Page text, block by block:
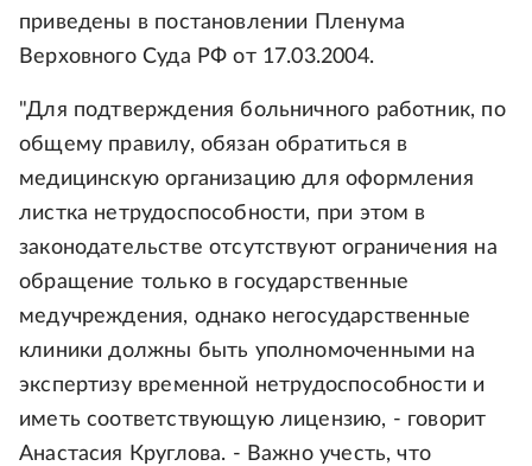
приведены в постановлении Пленума
Верховного Суда РФ от 17.03.2004.
"Для подтверждения больничного работник, по
общему правилу, обязан обратиться в
медицинскую организацию для оформления
листка нетрудоспособности, при этом в
законодательстве отсутствуют ограничения на
обращение только в государственные
медучреждения, однако негосударственные
клиники должны быть уполномоченными на
экспертизу временной нетрудоспособности и
иметь соответствующую лицензию, - говорит
Анастасия Круглова. - Важно учесть, что